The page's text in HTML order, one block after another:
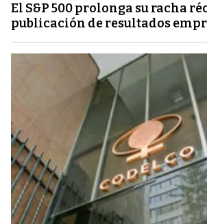
El S&P 500 prolonga su racha
publicación de resultados